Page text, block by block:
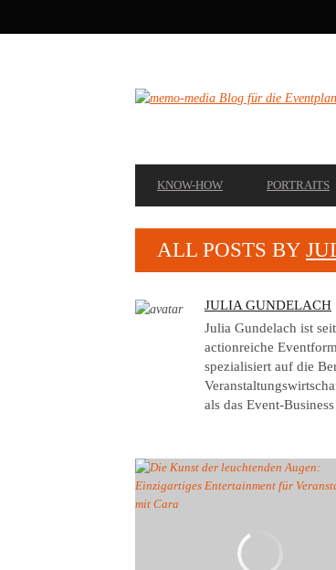
NAVIGATION
NAVIGATION
KNOW-HOW PORTRAITS
ALL POSTS BY
AUTHOR
JULIA GUNDELACH
Julia Gundelach ist
actionreiche
spezialisiert auf die
als das Event-